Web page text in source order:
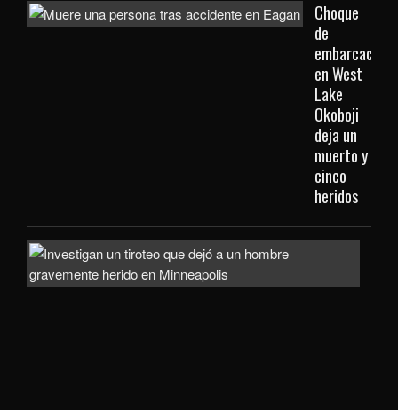
Choque
de
en West
Lake
Okoboji
deja un
muerto y
cinco
heridos